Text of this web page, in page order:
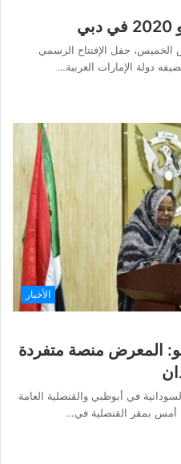
حفل الإفتتاح الرسمي
الأخبار
المعرض منصة متفردة
في أبوظبي والقنصلية العامة
أمس بمقر القنصلية في…